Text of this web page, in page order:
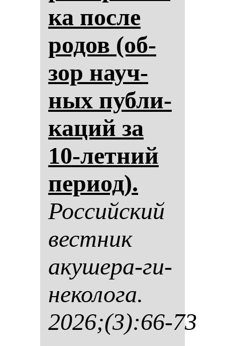
ка пос­ле
ро­дов (об­
зор на­уч­
ных пуб­ли­
ка­ций за
10-лет­ний
пе­ри­од).
Рос­сий­ский
вес­тник
аку­ше­ра-ги­
не­ко­ло­га.
2026;(3):66-73